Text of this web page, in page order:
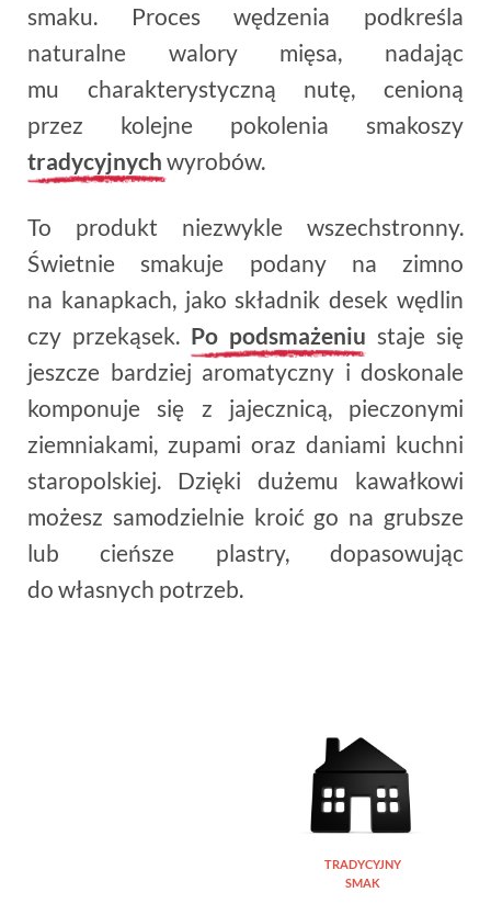
smaku. Proces wędzenia podkreśla
naturalne walory mięsa, nadając
mu charakterystyczną nutę, cenioną
przez kolejne pokolenia smakoszy
tradycyjnych wyrobów.
To produkt niezwykle wszechstronny.
Świetnie smakuje podany na zimno
na kanapkach, jako składnik desek wędlin
czy przekąsek. Po podsmażeniu staje się
jeszcze bardziej aromatyczny i doskonale
komponuje się z jajecznicą, pieczonymi
ziemniakami, zupami oraz daniami kuchni
staropolskiej. Dzięki dużemu kawałkowi
możesz samodzielnie kroić go na grubsze
lub cieńsze plastry, dopasowując
do własnych potrzeb.
TRADYCYJNY
SMAK